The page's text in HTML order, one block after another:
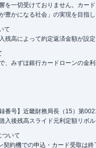
を一切受けておりません。カー
豊かになる社会」の実現を目指し
て
高によって約定返済金額が設定
みずほ銀行カードローンの金
番号】近畿財務局長（15）第
入後残高スライド元利定額リボ
ついて
約機での申込・カード受取は終